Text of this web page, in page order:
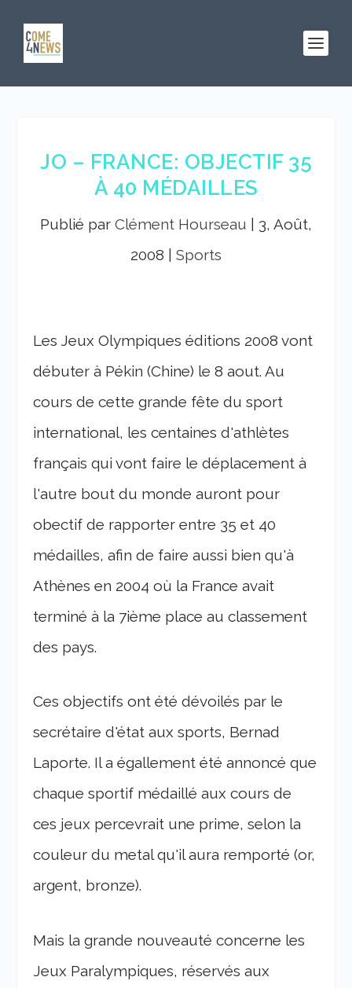
JO – FRANCE: OBJECTIF 35
À 40 MÉDAILLES
Publié par Clément Hourseau
3, Août,
2008
Sports
Les Jeux Olympiques éditions 2008 vont
débuter à Pékin (Chine) le 8 aout. Au
cours de cette grande fête du sport
international, les centaines d'athlètes
français qui vont faire le déplacement à
l'autre bout du monde auront pour
obectif de rapporter entre 35 et 40
médailles, afin de faire aussi bien qu'à
Athènes en 2004 où la France avait
terminé à la 7ième place au classement
des pays.
Ces objectifs ont été dévoilés par le
secrétaire d'état aux sports, Bernad
Laporte. Il a égallement été annoncé que
chaque sportif médaillé aux cours de
ces jeux percevrait une prime, selon la
couleur du metal qu'il aura remporté (or,
argent, bronze).
Mais la grande nouveauté concerne les
Jeux Paralympiques, réservés aux